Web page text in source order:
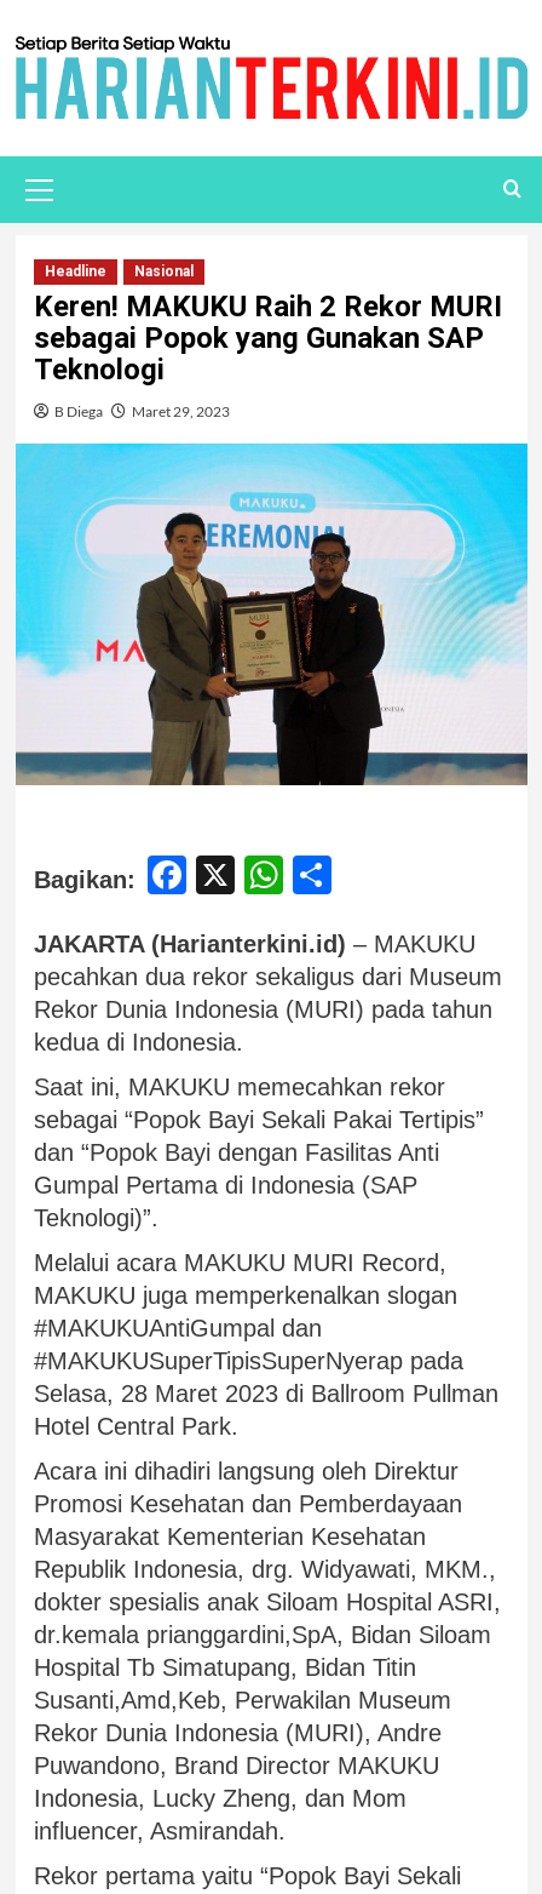
Headline Nasional
Keren! MAKUKU Raih 2 Rekor MURI
sebagai Popok yang Gunakan SAP
Teknologi
B Diega Maret 29, 2023
Bagikan: Facebook
X WhatsApp
JAKARTA (Harianterkini.id) – MAKUKU
pecahkan dua rekor sekaligus dari Museum
Rekor Dunia Indonesia (MURI) pada tahun
kedua di Indonesia.
Saat ini, MAKUKU memecahkan rekor
sebagai “Popok Bayi Sekali Pakai Tertipis”
dan “Popok Bayi dengan Fasilitas Anti
Gumpal Pertama di Indonesia (SAP
Teknologi)”.
Melalui acara MAKUKU MURI Record,
MAKUKU juga memperkenalkan slogan
#MAKUKUAntiGumpal dan
#MAKUKUSuperTipisSuperNyerap pada
Selasa, 28 Maret 2023 di Ballroom Pullman
Hotel Central Park.
Acara ini dihadiri langsung oleh Direktur
Promosi Kesehatan dan Pemberdayaan
Masyarakat Kementerian Kesehatan
Republik Indonesia, drg. Widyawati, MKM.,
dokter spesialis anak Siloam Hospital ASRI,
dr.kemala prianggardini,SpA, Bidan Siloam
Hospital Tb Simatupang, Bidan Titin
Susanti,Amd,Keb, Perwakilan Museum
Rekor Dunia Indonesia (MURI), Andre
Puwandono, Brand Director MAKUKU
Indonesia, Lucky Zheng, dan Mom
influencer, Asmirandah.
Rekor pertama yaitu “Popok Bayi Sekali